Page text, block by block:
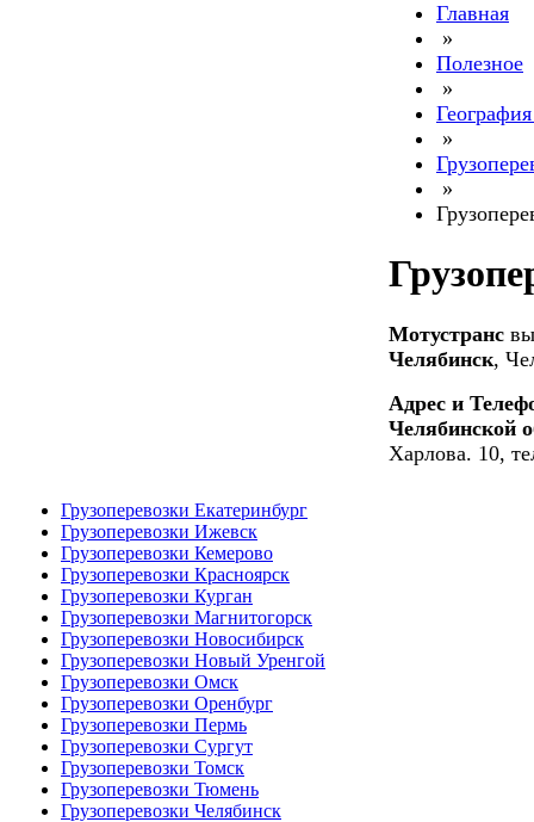
Грузоперевозки Екатеринбург
Грузоперевозки Ижевск
Грузоперевозки Кемерово
Грузоперевозки Красноярск
Грузоперевозки Курган
Грузоперевозки Магнитогорск
Грузоперевозки Новосибирск
Грузоперевозки Новый Уренгой
Грузоперевозки Омск
Грузоперевозки Оренбург
Грузоперевозки Пермь
Грузоперевозки Сургут
Грузоперевозки Томск
Грузоперевозки Тюмень
Грузоперевозки Челябинск
Главная
»
Полезное
»
»
»
Мотустранс
Челябинск,
Адрес и
Челябинской
Харлова. 10,